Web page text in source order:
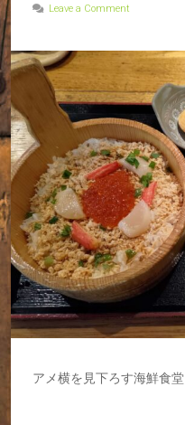
Leave a Comment
アメ横を見下ろす海鮮食堂